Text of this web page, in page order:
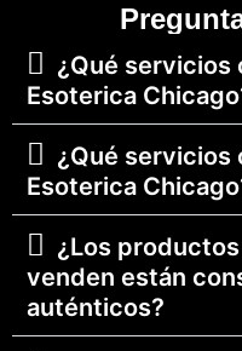
¿Qué servicios
Esoterica
¿Qué servicios
Esoterica
¿Los
venden están
auténticos?